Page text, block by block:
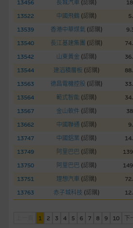
13456
長城汽車 (認購)
13522
中國飛鶴 (認購)
13539
香港中華煤氣 (認購)
13540
長江基建集團 (認購)
13542
山東黃金 (認購)
13544
建滔積層板 (認購)
13563
德昌電機控股 (認購)
13564
範式智能 (認購)
13567
金山軟件 (認購)
13662
中國聯通 (認購)
13747
中國鋁業 (認購)
13749
阿里巴巴 (認購)
13750
阿里巴巴 (認購)
13751
理想汽車 (認購)
13763
赤子城科技 (認購)
1 2 3 4 5 6 7 8 9 10
下
經由本網站接觸到的軟件應用
部分可經本網站連結下載的軟件程式屬
用此等屬於第三者的軟件，須自負全責
受軟件持有人訂出的使用條款約束。
在法律容許的所有範圍內，麥格理集團
或下載任何軟件(不論是否屬於第三者)而
團並且對此等軟件不作任何聲明，也不
法律容許的所有範圍內，概不負責經由
件(不論是否屬於第三者)而出現電腦病毒
損)。
基本上市文件及補充上市文件
就有關MBL每次發行之認股證及/或牛熊
熊證之條款及條件以及發行商的財務與
於本網站。